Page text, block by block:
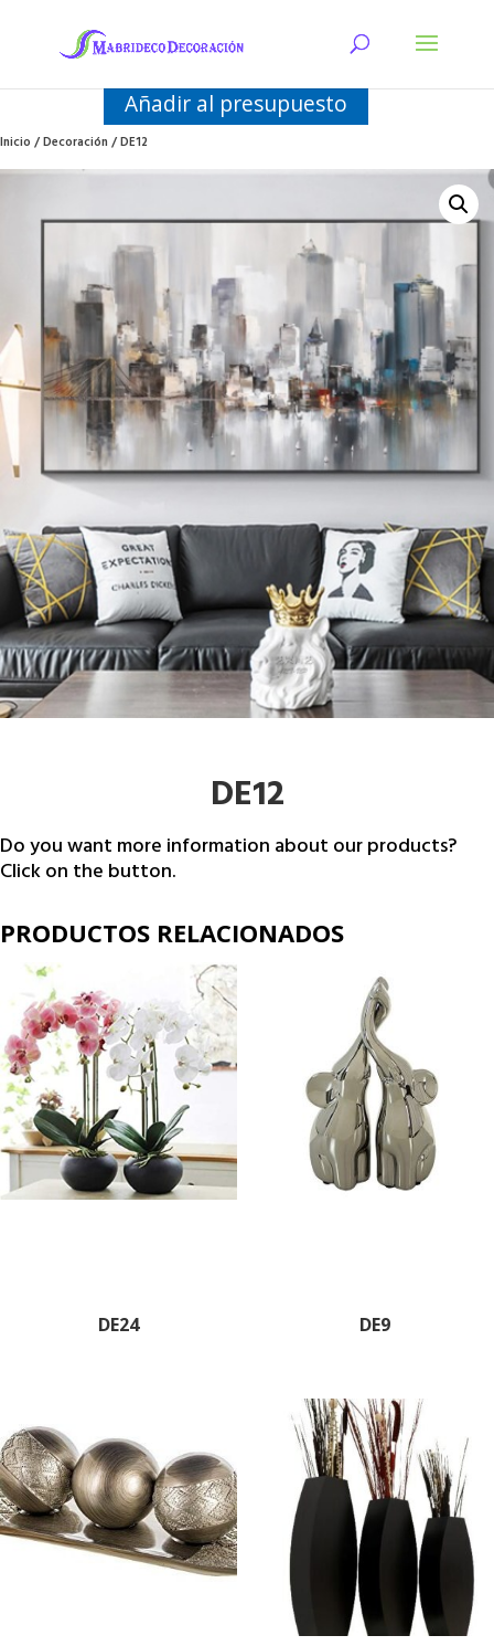
Añadir al presupuesto
Inicio/Decoración/ DE12
DE12
Do you want more information about our products?
Click on the button.
PRODUCTOS RELACIONADOS
DE24 DE9